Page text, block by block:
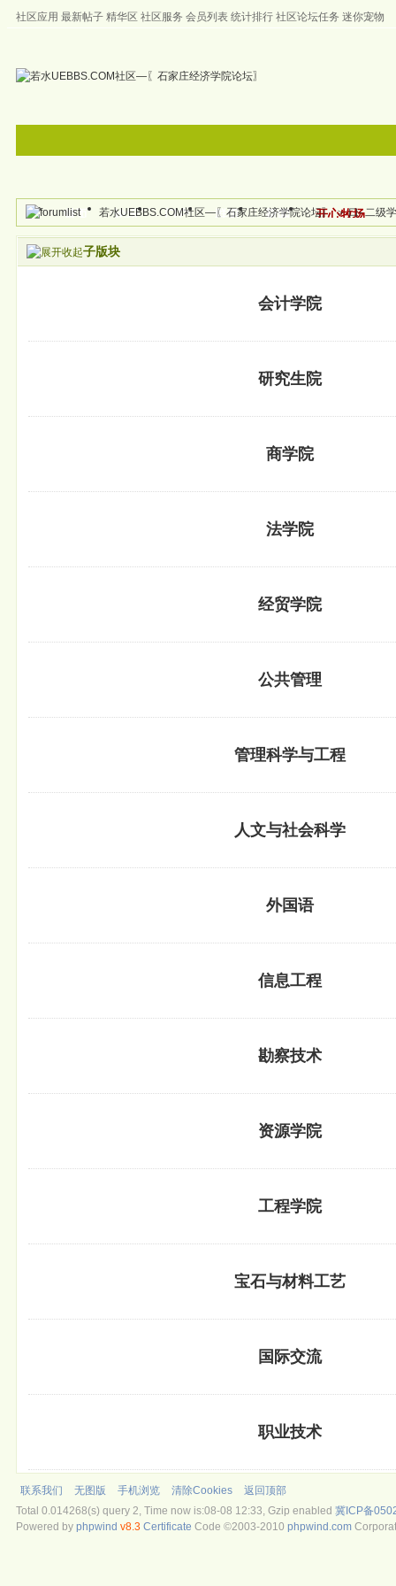
社区应用 最新帖子 精华区 社区服务 会员列表 统计排行 社区论坛任务 迷你宠物
首页 论坛 门户 群组 新闻 开心牧场
帖子
若水UEBBS.COM社区—〖石家庄经济学院论坛〗 > 口- 二级
子版块
会计学院
研究生院
商学院
法学院
经贸学院
公共管理
管理科学与工程
人文与社会科学
外国语
信息工程
勘察技术
资源学院
工程学院
宝石与材料工艺
国际交流
职业技术
联系我们 无图版 手机浏览 清除Cookies
返回顶部
Total 0.014268(s) query 2, Time now is:08-08 12:33, Gzip enabled 冀ICP备
Powered by phpwind v8.3 Certificate Code ©2003-2010 phpwind.com